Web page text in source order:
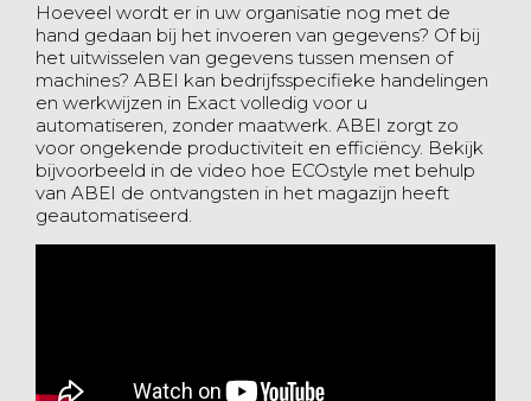
Hoeveel wordt er in uw organisatie nog met de
hand gedaan bij het invoeren van gegevens? Of bij
het uitwisselen van gegevens tussen mensen of
machines? ABEI kan bedrijfsspecifieke handelingen
en werkwijzen in Exact volledig voor u
automatiseren, zonder maatwerk. ABEI zorgt zo
voor ongekende productiviteit en efficiëncy. Bekijk
bijvoorbeeld in de video hoe ECOstyle met behulp
van ABEI de ontvangsten in het magazijn heeft
geautomatiseerd.